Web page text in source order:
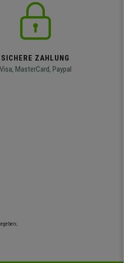
SICHERE ZAHLUNG
Visa, MasterCard, Paypal